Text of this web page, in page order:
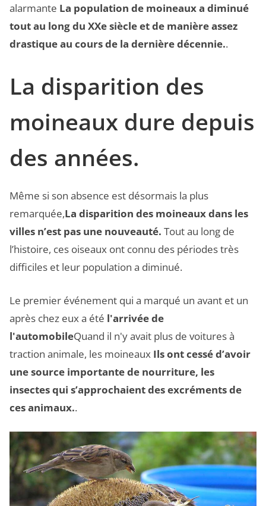
alarmante La population de moineaux a diminué
tout au long du XXe siècle et de manière assez
drastique au cours de la dernière décennie..
La disparition des
moineaux dure depuis
des années.
Même si son absence est désormais la plus
remarquée,La disparition des moineaux dans les
villes n’est pas une nouveauté. Tout au long de
l’histoire, ces oiseaux ont connu des périodes très
difficiles et leur population a diminué.
Le premier événement qui a marqué un avant et un
après chez eux a été l'arrivée de
l'automobileQuand il n'y avait plus de voitures à
traction animale, les moineaux Ils ont cessé d’avoir
une source importante de nourriture, les
insectes qui s’approchaient des excréments de
ces animaux..